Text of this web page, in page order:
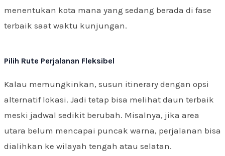
menentukan kota mana yang sedang berada di fase
terbaik saat waktu kunjungan.
Pilih Rute Perjalanan Fleksibel
Kalau memungkinkan, susun itinerary dengan opsi
alternatif lokasi. Jadi tetap bisa melihat daun terbaik
meski jadwal sedikit berubah. Misalnya, jika area
utara belum mencapai puncak warna, perjalanan bisa
dialihkan ke wilayah tengah atau selatan.